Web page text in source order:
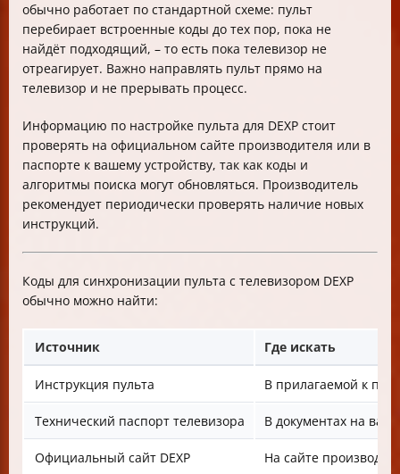
обычно работает по стандартной схеме: пульт
перебирает встроенные коды до тех пор, пока не
найдёт подходящий, – то есть пока телевизор не
отреагирует. Важно направлять пульт прямо на
телевизор и не прерывать процесс.
Информацию по настройке пульта для DEXP стоит
проверять на официальном сайте производителя или в
паспорте к вашему устройству, так как коды и
алгоритмы поиска могут обновляться. Производитель
рекомендует периодически проверять наличие новых
инструкций.
Коды для синхронизации пульта с телевизором DEXP
обычно можно найти:
Источник Где искать
Инструкция пульта В прилагаемой к
Технический паспорт телевизора В документах на ваш
Официальный сайт DEXP На сайте